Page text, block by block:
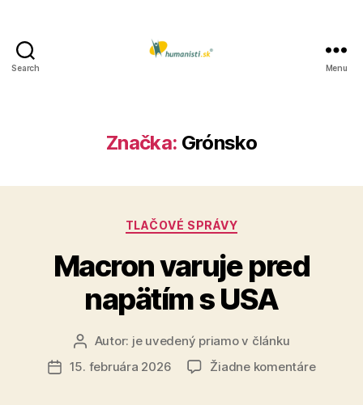
Search Menu
Značka: Grónsko
Kategórie
TLAČOVÉ SPRÁVY
Macron varuje pred
napätím s USA
Autor
článku
Autor: je uvedený priamo v článku
Dátum
15. februára 2026 Žiadne komentárena